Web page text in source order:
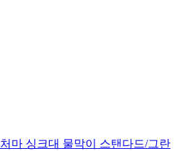
마 싱크대 물막이 스탠다드/그란